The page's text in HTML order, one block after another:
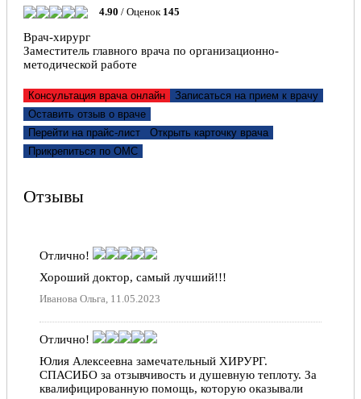
4.90 / Оценок 145
Врач-хирург
Заместитель главного врача по организационно-
методической работе
Консультация врача онлайн
Записаться на прием к врачу
Оставить отзыв о враче
Перейти на прайс-лист
Открыть карточку врача
Прикрепиться по ОМС
Отзывы
Отлично!
Хороший доктор, самый лучший!!!
Иванова Ольга, 11.05.2023
Отлично!
Юлия Алексеевна замечательный ХИРУРГ.
СПАСИБО за отзывчивость и душевную теплоту. За
квалифицированную помощь, которую оказывали